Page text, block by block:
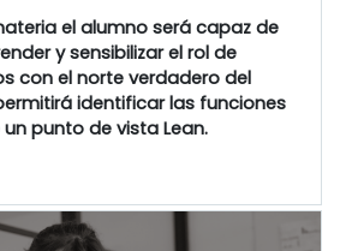
el alumno será capaz de
y sensibilizar el rol de
con el norte verdadero del
identificar las funciones
punto de vista Lean.